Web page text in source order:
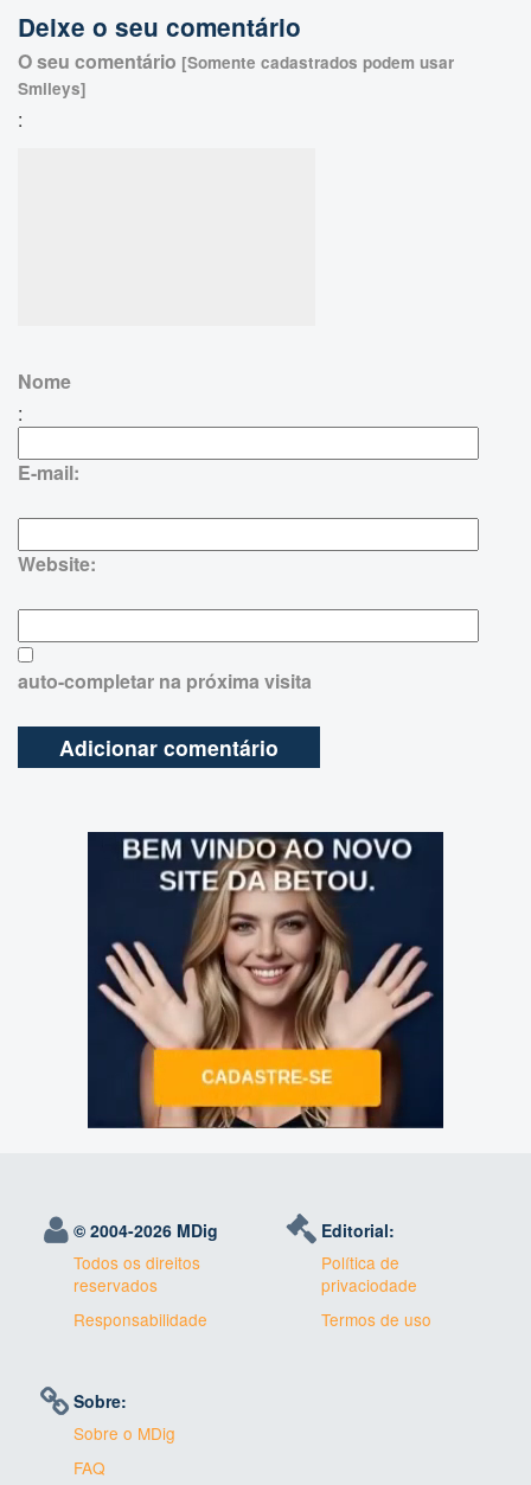
Deixe o seu comentário
O seu comentário [Somente cadastrados podem usar
Smileys]
:
Nome
:
E-mail:
Website:
auto-completar na próxima visita
© 2004-2026 MDig
Todos os direitos
reservados
Responsabilidade
Editorial:
Política de
privaciodade
Termos de uso
Sobre:
Sobre o MDig
FAQ